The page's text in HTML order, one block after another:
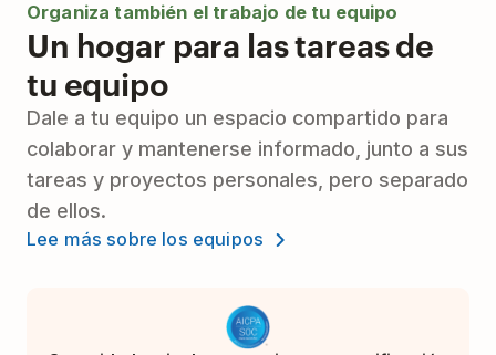
Organiza también el trabajo de tu equipo
Un hogar para las tareas de
tu equipo
Dale a tu equipo un espacio compartido para
colaborar y mantenerse informado, junto a sus
tareas y proyectos personales, pero separado
de ellos.
Lee más sobre los equipos